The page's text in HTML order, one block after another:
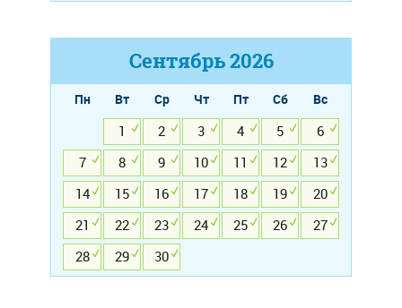
Сентябрь2026
Пн Вт Ср Чт Пт Сб
Вс
1
2 3 4 5
6
7
8 9 10 11 12
13
14
15 16 17 18 19
20
21
22 23 24 25 26
27
28
29 30